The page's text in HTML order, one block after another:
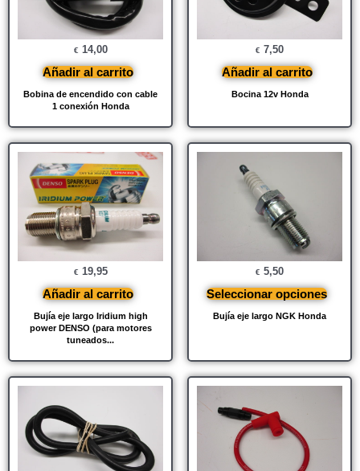
Bobina de encendido con cable
1 conexión Honda
€ 14,00
Añadir al carrito
Bocina 12v Honda
€ 7,50
Añadir al carrito
Bujía eje largo Iridium high
power DENSO (para motores
tuneados...
€ 19,95
Añadir al carrito
Bujía eje largo NGK Honda
€ 5,50
Seleccionar opciones